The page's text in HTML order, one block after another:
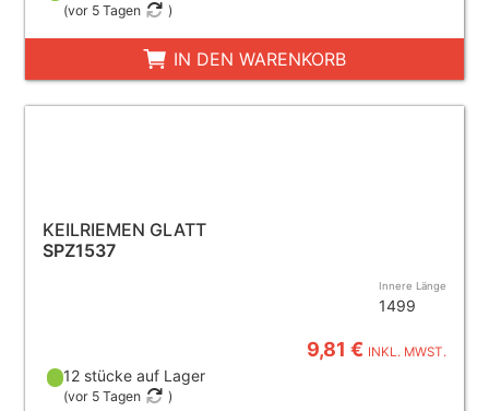
(vor 5 Tagen )
IN DEN WARENKORB
KEILRIEMEN GLATT
SPZ1537
Innere Länge
1499
9,81 € INKL. MWST.
12 stücke auf Lager
(vor 5 Tagen )